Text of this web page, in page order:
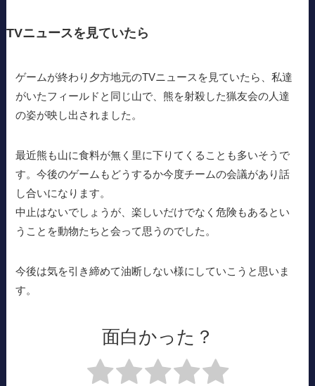
TVニュースを見ていたら
ゲームが終わり夕方地元のTVニュースを見ていたら、私達
がいたフィールドと同じ山で、熊を射殺した猟友会の人達
の姿が映し出されました。
最近熊も山に食料が無く里に下りてくることも多いそうで
す。今後のゲームもどうするか今度チームの会議があり話
し合いになります。
中止はないでしょうが、楽しいだけでなく危険もあるとい
うことを動物たちと会って思うのでした。
今後は気を引き締めて油断しない様にしていこうと思いま
す。
面白かった？